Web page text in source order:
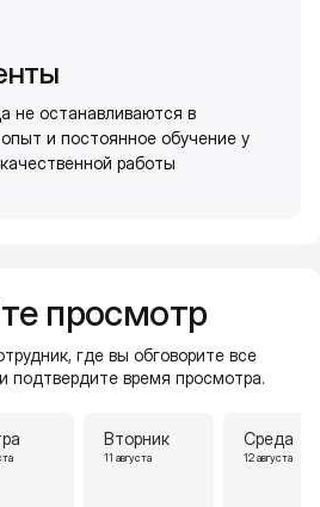
не останавливаются в
и постоянное обучение у
работы
просмотр
где вы обговорите все
подтвердите время просмотра.
Вторник
11 августа
Среда
12 августа